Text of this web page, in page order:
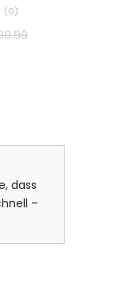
(0)
dass
–